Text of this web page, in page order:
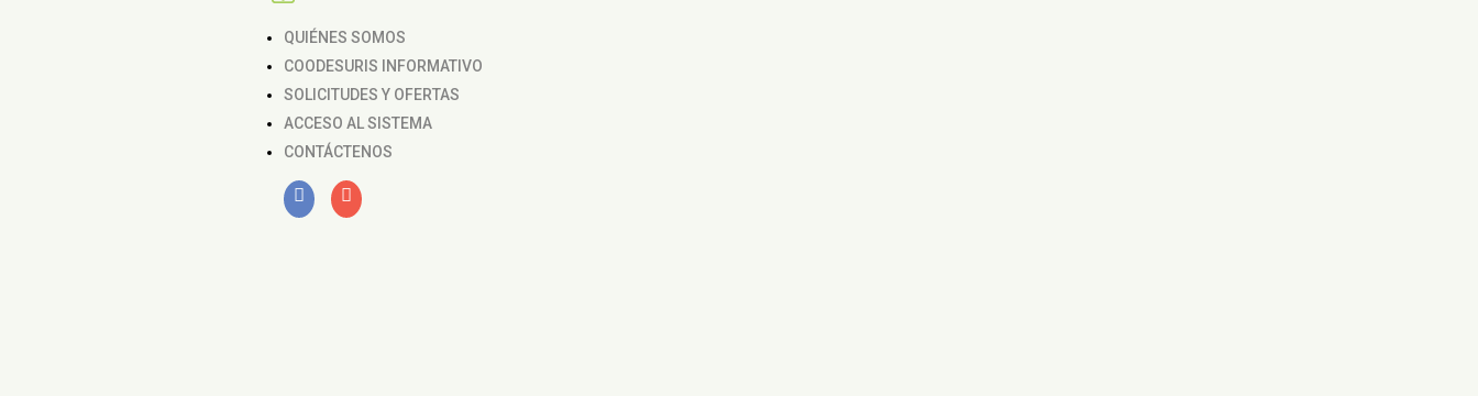
QUIÉNES SOMOS
COODESURIS INFORMATIVO
SOLICITUDES Y OFERTAS
ACCESO AL SISTEMA
CONTÁCTENOS